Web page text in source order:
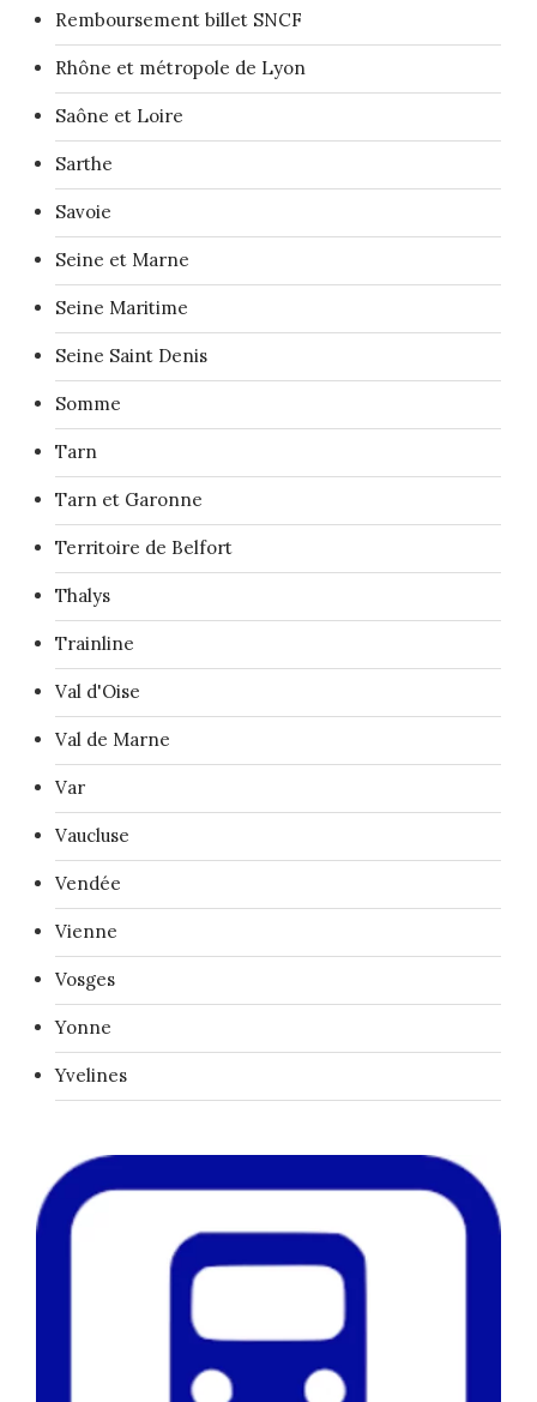
Remboursement billet SNCF
Rhône et métropole de Lyon
Saône et Loire
Sarthe
Savoie
Seine et Marne
Seine Maritime
Seine Saint Denis
Somme
Tarn
Tarn et Garonne
Territoire de Belfort
Thalys
Trainline
Val d'Oise
Val de Marne
Var
Vaucluse
Vendée
Vienne
Vosges
Yonne
Yvelines